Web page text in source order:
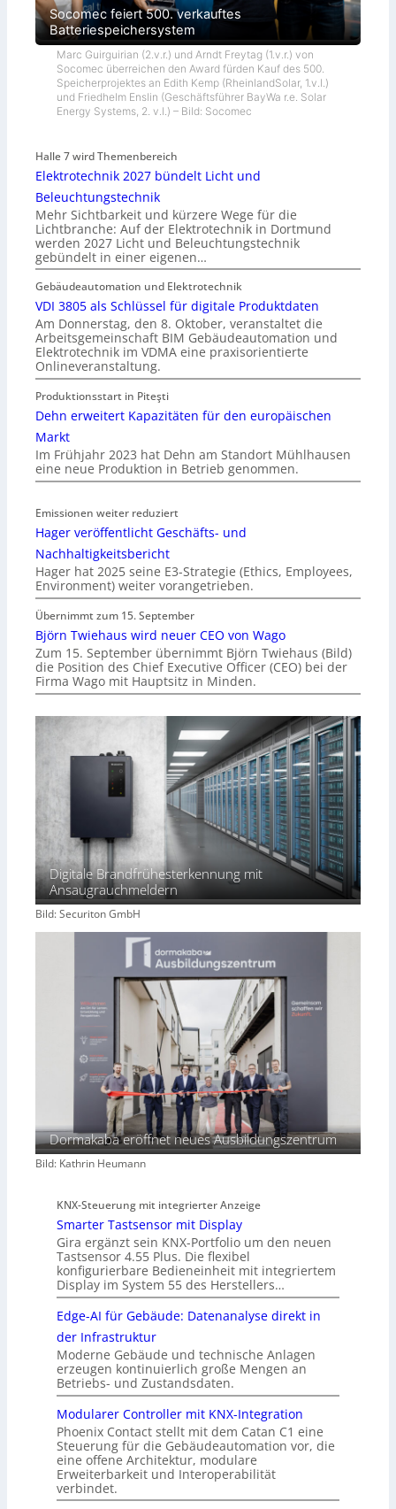
Socomec feiert 500. verkauftes
Batteriespeichersystem
Marc Guirguirian (2.v.r.) und Arndt Freytag (1.v.r.) von
Socomec überreichen den Award fürden Kauf des 500.
Speicherprojektes an Edith Kemp (RheinlandSolar, 1.v.l.)
und Friedhelm Enslin (Geschäftsführer BayWa r.e. Solar
Energy Systems, 2. v.l.) – Bild: Socomec
Halle 7 wird Themenbereich
Elektrotechnik 2027 bündelt Licht und
Beleuchtungstechnik
Mehr Sichtbarkeit und kürzere Wege für die
Lichtbranche: Auf der Elektrotechnik in Dortmund
werden 2027 Licht und Beleuchtungstechnik
gebündelt in einer eigenen…
Gebäudeautomation und Elektrotechnik
VDI 3805 als Schlüssel für digitale Produktdaten
Am Donnerstag, den 8. Oktober, veranstaltet die
Arbeitsgemeinschaft BIM Gebäudeautomation und
Elektrotechnik im VDMA eine praxisorientierte
Onlineveranstaltung.
Produktionsstart in Piteşti
Dehn erweitert Kapazitäten für den europäischen
Markt
Im Frühjahr 2023 hat Dehn am Standort Mühlhausen
eine neue Produktion in Betrieb genommen.
Emissionen weiter reduziert
Hager veröffentlicht Geschäfts- und
Nachhaltigkeitsbericht
Hager hat 2025 seine E3-Strategie (Ethics, Employees,
Environment) weiter vorangetrieben.
Übernimmt zum 15. September
Björn Twiehaus wird neuer CEO von Wago
Zum 15. September übernimmt Björn Twiehaus (Bild)
die Position des Chief Executive Officer (CEO) bei der
Firma Wago mit Hauptsitz in Minden.
Digitale Brandfrühesterkennung mit
Ansaugrauchmeldern
Bild: Securiton GmbH
Dormakaba eröffnet neues Ausbildungszentrum
Bild: Kathrin Heumann
KNX-Steuerung mit integrierter Anzeige
Smarter Tastsensor mit Display
Gira ergänzt sein KNX-Portfolio um den neuen
Tastsensor 4.55 Plus. Die flexibel
konfigurierbare Bedieneinheit mit integriertem
Display im System 55 des Herstellers…
Edge-AI für Gebäude: Datenanalyse direkt in
der Infrastruktur
Moderne Gebäude und technische Anlagen
erzeugen kontinuierlich große Mengen an
Betriebs- und Zustandsdaten.
Modularer Controller mit KNX-Integration
Phoenix Contact stellt mit dem Catan C1 eine
Steuerung für die Gebäudeautomation vor, die
eine offene Architektur, modulare
Erweiterbarkeit und Interoperabilität
verbindet.